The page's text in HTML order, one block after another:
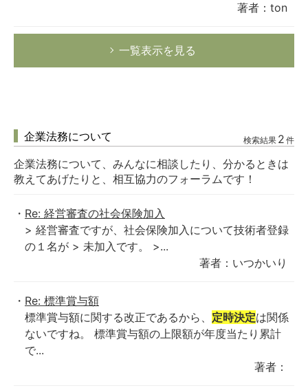
著者：ton
一覧表示を見る
企業法務について 検索結果 2 件
企業法務について、みんなに相談したり、分かるときは
教えてあげたりと、相互協力のフォーラムです！
Re: 経営審査の社会保険加入
> 経営審査ですが、社会保険加入について技術者登録
の１名が > 未加入です。 >...
著者：いつかいり
Re: 標準賞与額
標準賞与額に関する改正であるから、 定時決定は関係
ないですね。 標準賞与額の上限額が年度当たり累計
で...
著者：